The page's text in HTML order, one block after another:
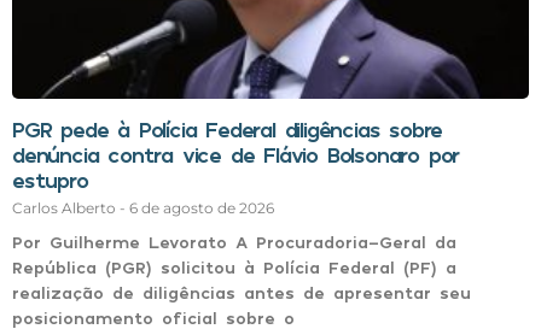
PGR pede à Polícia Federal diligências sobre
denúncia contra vice de Flávio Bolsonaro por
estupro
Carlos Alberto 6 de agosto de 2026
Por Guilherme Levorato A Procuradoria-Geral da
República (PGR) solicitou à Polícia Federal (PF) a
realização de diligências antes de apresentar seu
posicionamento oficial sobre o